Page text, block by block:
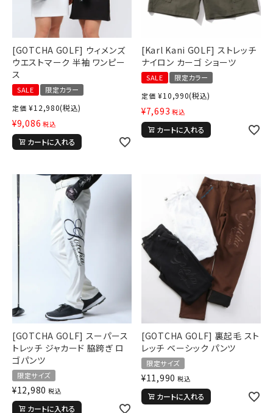
キーワードから探す
[GOTCHA GOLF] ウィメンズ
ウエストマーク 半袖 ワンピー
ス
SALE
限定カラー
定価 ¥12,980(税込)
¥9,086 税込
カートに入れる
[Karl Kani GOLF] ストレッチ
ナイロン カーゴ ショーツ
SALE
限定カラー
定価 ¥10,990(税込)
¥7,693 税込
カートに入れる
[GOTCHA GOLF] スーパース
トレッチ ジャカード 脇跨ぎ ロ
ゴパンツ
限定サイズ
¥12,980 税込
カートに入れる
[GOTCHA GOLF] 裏起毛 スト
レッチ ベーシック パンツ
限定サイズ
¥11,990 税込
カートに入れる